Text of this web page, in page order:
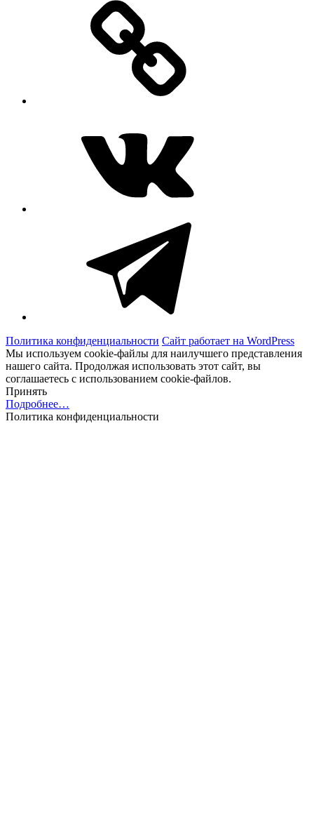
Политика конфиденциальности Сайт работает на WordPress
Мы используем cookie-файлы для наилучшего представления
нашего сайта. Продолжая использовать этот сайт, вы
соглашаетесь с использованием cookie-файлов.
Принять
Подробнее…
Политика конфиденциальности